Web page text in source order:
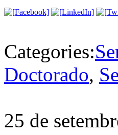
Categories:
Doctorado,
25 de